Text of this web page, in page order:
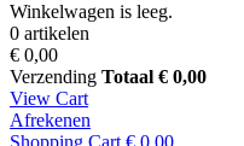
Winkelwagen is leeg.
0 artikelen
€ 0,00
Verzending Totaal € 0,00
View Cart
Afrekenen
Shopping Cart € 0,00